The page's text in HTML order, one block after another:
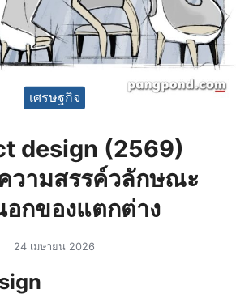
เศรษฐกิจ
design (2569)
วามสรรค์วลักษณะ
กของแตกต่าง
24 เมษายน 2026